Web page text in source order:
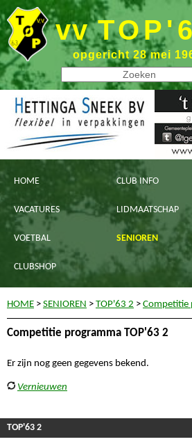
vv
opgericht 28 mei
HOME CLUB INFO
VACATURES LIDMAATSCHAP
VOETBAL SENIOREN
CLUBSHOP
HOME > SENIOREN > TOP'63 2 > Competitie
Competitie programma TOP'63 2
Er zijn nog geen gegevens bekend.
Vernieuwen
TOP'63 2